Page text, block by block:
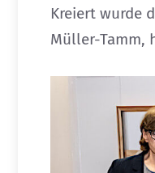
Kreiert wurde
Müller-Tamm,